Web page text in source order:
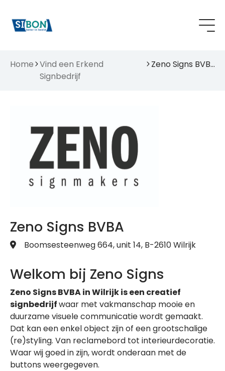
Home Vind een Erkend
Signbedrijf
Zeno Signs BVBA
Zeno Signs BVBA
Boomsesteenweg 664, unit 14, B-2610 Wilrijk
Welkom bij Zeno Signs
Zeno Signs BVBA in Wilrijk is een creatief
signbedrijfwaar met vakmanschap mooie en
duurzame visuele communicatie wordt gemaakt.
Dat kan een enkel object zijn of een grootschalige
(re)styling. Van reclamebord tot interieurdecoratie.
Waar wij goed in zijn, wordt onderaan met de
buttons weergegeven.